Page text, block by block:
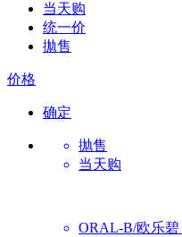
当天购
统一价
拋售
价格
确定
抛售
当天购
ORAL-B/欧乐碧